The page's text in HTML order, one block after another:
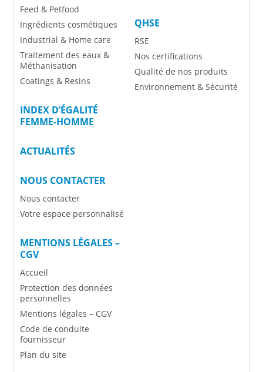
Feed & Petfood
Ingrédients cosmétiques
Industrial & Home care
Traitement des eaux &
Méthanisation
Coatings & Resins
INDEX D’ÉGALITÉ
FEMME-HOMME
ACTUALITÉS
NOUS CONTACTER
Nous contacter
Votre espace personnalisé
MENTIONS LÉGALES –
CGV
Accueil
Protection des données
personnelles
Mentions légales – CGV
Code de conduite
fournisseur
Plan du site
QHSE
RSE
Nos certifications
Qualité de nos produits
Environnement & Sécurité